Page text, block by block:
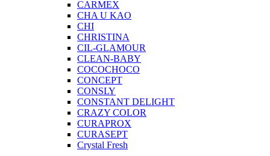
CARMEX
CHA U KAO
CHI
CHRISTINA
CIL-GLAMOUR
CLEAN-BABY
COCOCHOCO
CONCEPT
CONSLY
CONSTANT DELIGHT
CRAZY COLOR
CURAPROX
CURASEPT
Crystal Fresh